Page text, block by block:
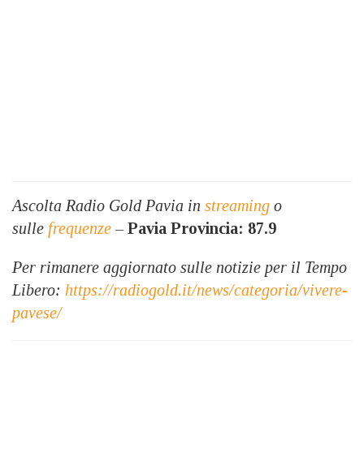
Ascolta Radio Gold Pavia in streaming o
sulle frequenze– Pavia Provincia: 87.9
Per rimanere aggiornato sulle notizie per il Tempo
Libero: https://radiogold.it/news/categoria/vivere-
pavese/